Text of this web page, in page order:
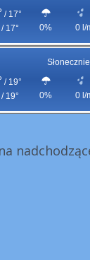
/ 17°
17°
0% 0 l/
Słonecznie
/ 19°
19°
0% 0 l/